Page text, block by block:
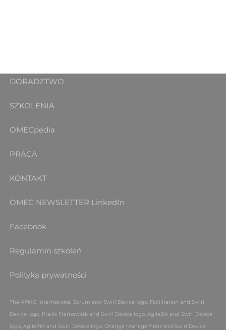
DORADZTWO
SZKOLENIA
OMECpedia
PRACA
KONTAKT
OMEC NEWSLETTER LinkedIn
Facebook
Regulamin szkoleń
Polityka prywatności
The APMG International Scrum and Swirl Device logo, Facilitation and Swirl
Device logo, Praxis Framework and Swirl Device logo, AgileBA and Swirl Device
logo, AgilePM and Swirl Device logo, Change Management and Swirl Device